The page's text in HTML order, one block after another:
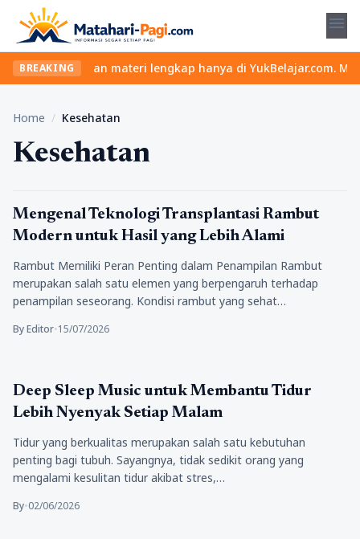
menu
BREAKING
seru dan materi lengkap hanya di YukBelajar.com.
Home / Kesehatan
Kesehatan
Kesehatan
Mengenal Teknologi Transplantasi Rambut
Modern untuk Hasil yang Lebih Alami
Rambut Memiliki Peran Penting dalam Penampilan Rambut
merupakan salah satu elemen yang berpengaruh terhadap
penampilan seseorang. Kondisi rambut yang sehat…
By Editor•15/07/2026
Kesehatan
Deep Sleep Music untuk Membantu Tidur
Lebih Nyenyak Setiap Malam
Tidur yang berkualitas merupakan salah satu kebutuhan
penting bagi tubuh. Sayangnya, tidak sedikit orang yang
mengalami kesulitan tidur akibat stres,…
By•02/06/2026